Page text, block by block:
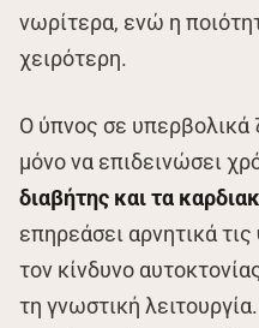
νωρίτερα, ενώ η
χειρότερη.
Ο ύπνος σε υπερβολικά
μόνο να επιδεινώσει
διαβήτης και τα
επηρεάσει αρνητικά
τον κίνδυνο
τη γνωστική